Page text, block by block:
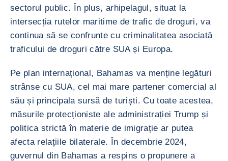
sectorul public. În plus, arhipelagul, situat la
intersecția rutelor maritime de trafic de droguri, va
continua să se confrunte cu criminalitatea asociată
traficului de droguri către SUA și Europa.
Pe plan internațional, Bahamas va menține legături
strânse cu SUA, cel mai mare partener comercial al
său și principala sursă de turiști. Cu toate acestea,
măsurile protecționiste ale administrației Trump și
politica strictă în materie de imigrație ar putea
afecta relațiile bilaterale. În decembrie 2024,
guvernul din Bahamas a respins o propunere a